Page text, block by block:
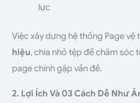
lực
Việc xây dựng hệ thống Page vệ
hiệu, chia nhỏ tệp để chăm sóc
page chính gặp vấn đề.
2. Lợi Ích Và 03 Cách Dễ Như